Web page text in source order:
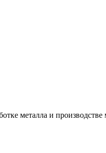
металла и производстве